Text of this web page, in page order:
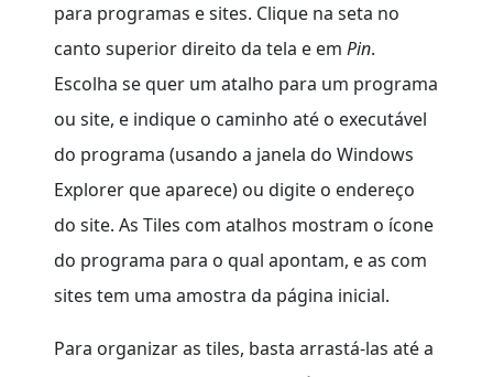
para programas e sites. Clique na seta no
canto superior direito da tela e emPin.
Escolha se quer um atalho para um programa
ou site, e indique o caminho até o executável
do programa (usando a janela do Windows
Explorer que aparece) ou digite o endereço
do site. As Tiles com atalhos mostram o ícone
do programa para o qual apontam, e as com
sites tem uma amostra da página inicial.
Para organizar as tiles, basta arrastá-las até a